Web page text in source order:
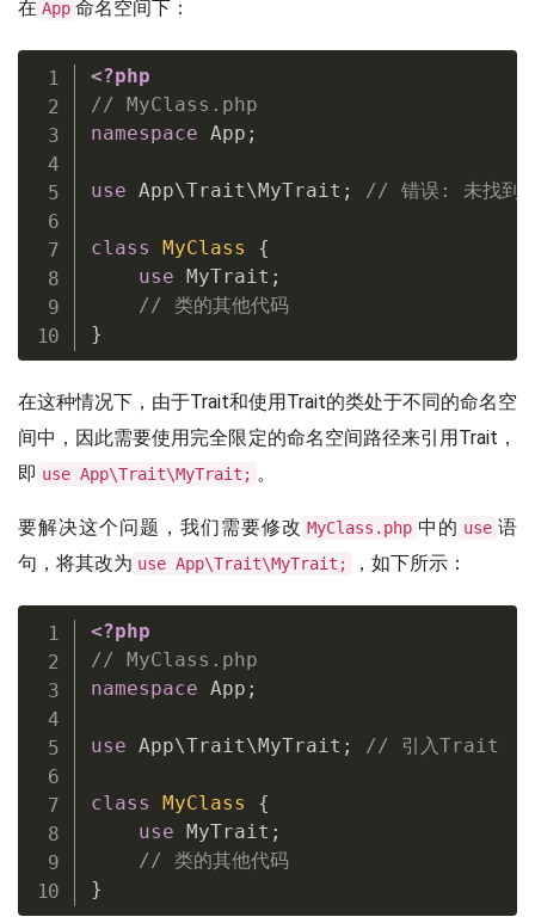
在 App 命名空间下：
<?php
// MyClass.php
namespace App ;
use App\Trait\MyTrait ; // 错误: 未找到
class MyClass
{
use MyTrait ;
// 类的其他代码
}
在这种情况下，由于Trait和使用Trait的类处于不同的命名空
间中，因此需要使用完全限定的命名空间路径来引用Trait，
即 use App\Trait\MyTrait; 。
要解决这个问题，我们需要修改 MyClass.php 中的 use 语
句，将其改为 use App\Trait\MyTrait; ，如下所示：
<?php
// MyClass.php
namespace App ;
use App\Trait\MyTrait ; // 引入Trait
class MyClass
{
use MyTrait ;
// 类的其他代码
}